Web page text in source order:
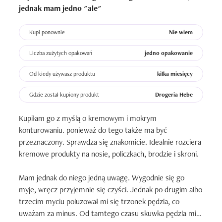
codzień wyglądają pięknie. Nie wiem jak to jest możliwe,
ale robi to świetnie!
Myje go po każdym użyciu i nie zauważyłam żadnych
zniszczeń. Skuwka nie luzuje się (jak w przypadku innych
pędzli już po pierwszych kilku myciach). Klej trzyma
mocno, nie zauważyłam, aby jakieś włoski z niego
wypadały. To na prawdę porządnie wykonany pędzel.
"Hebe f08", który zaczyna się zcierać, jednak nie stanowi
to dla mnie żadnego problemu.
Wygląd pędzla jest również ok, nie zachwyca, ale nie o to
użytkowaniu.
Cena jak za tak jakościowy produkt jest bardzo
przyzwoita. Kupiłąm go na promocji w Hebe za ok. 37 zł
jednak mam jedno "ale"
Kupi ponownie Nie wiem
Liczba zużytych opakowań jedno opakowanie
Od kiedy używasz produktu kilka miesięcy
Gdzie został kupiony produkt Drogeria Hebe
Kupiłam go z myślą o kremowym i mokrym
konturowaniu. ponieważ do tego także ma być
przeznaczony. Sprawdza się znakomicie. Idealnie rozciera
kremowe produkty na nosie, policzkach, brodzie i skroni.
Mam jednak do niego jedną uwagę. Wygodnie się go
myje, wręcz przyjemnie się czyści. Jednak po drugim albo
trzecim myciu poluzował mi się trzonek pędzla, co
uważam za minus. Od tamtego czasu skuwka pędzla mi